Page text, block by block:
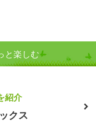
と楽しむ
紹介
クス